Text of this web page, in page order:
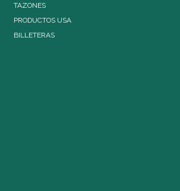
TAZONES
PRODUCTOS USA
BILLETERAS